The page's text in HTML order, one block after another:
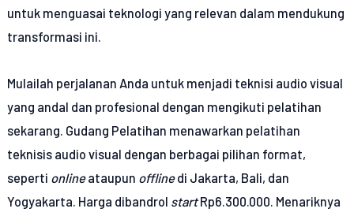
untuk menguasai teknologi yang relevan dalam mendukung
transformasi ini.
Mulailah perjalanan Anda untuk menjadi teknisi audio visual
yang andal dan profesional dengan mengikuti pelatihan
sekarang. Gudang Pelatihan menawarkan pelatihan
teknisis audio visual dengan berbagai pilihan format,
seperti onlineataupun offlinedi Jakarta, Bali, dan
Yogyakarta. Harga dibandrol startRp6.300.000. Menariknya